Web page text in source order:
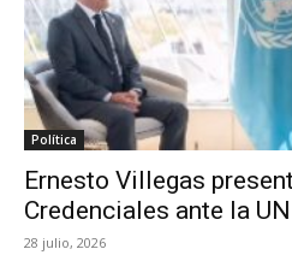
Política
Ernesto Villegas
Credenciales ante la
28 julio, 2026